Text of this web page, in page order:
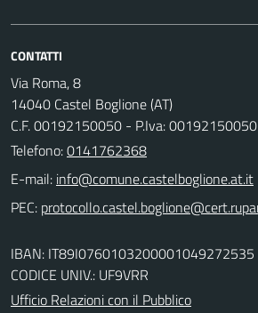
CONTATTI
Via Roma, 8
14040 Castel Boglione (AT)
C.F. 00192150050 - P.Iva: 00192150050
Telefono:0141762368
E-mail:
PEC:
IBAN: IT89I0760103200001049272535
CODICE UNIV.: UF9VRR
Ufficio Relazioni con il Pubblico